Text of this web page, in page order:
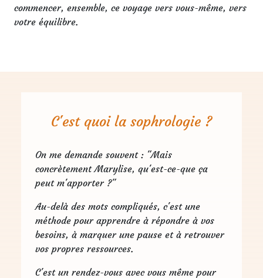
commencer, ensemble, ce voyage vers vous-même, vers
votre équilibre.
C'est quoi la sophrologie ?
On me demande souvent : "Mais
concrètement Marylise, qu'est-ce-que ça
peut m'apporter ?"
Au-delà des mots compliqués, c'est une
méthode pour apprendre à répondre à vos
besoins, à marquer une pause et à retrouver
vos propres ressources.
C'est un rendez-vous avec vous même pour